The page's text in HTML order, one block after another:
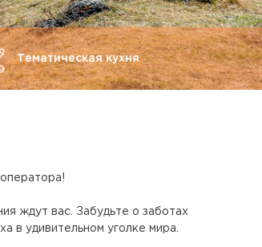
Тематическая кухня
ждут вас. Забудьте о заботах
в удивительном уголке мира.